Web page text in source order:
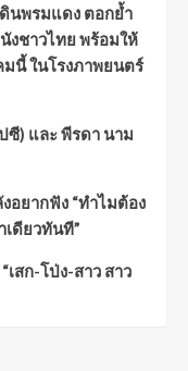
นพรมแดง ตอกย้ำ
งชาวไทย พร้อมให้
นี้ ในโรงภาพยนตร์
ซี) และ พีรดา นาม
อยากฟัง “ทำไมต้อง
เดียวทันที”
เสก-โป่ง-สาว สาว